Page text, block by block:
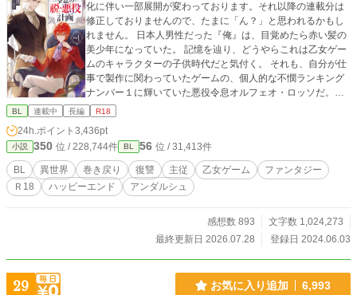
化に伴い一部展開が変わっております。それ以降の連載分は
修正しておりませんので、たまに「ん？」と思われるかもし
れません。 日本人男性だった『俺』は、目覚めたら赤い髪の
美少年になっていた。 記憶を辿り、どうやらこれは乙女ゲー
ムのキャラクターの子供時代だと気付く。 それも、自分が仕
事で製作に関わっていたゲームの、個人的な不憫ランキング
ナンバー１に輝いていた悪役令息オルフェオ・ロッソだ。
しかしこの悪役、本当に悪だったのか？ なんか違わない？
なかった裏設定の記憶を駆使し、ヒロインと元凶から何もか
もを奪うべく、生まれ変わったオルフェオの脱・悪役計画が
始まった。
BL 連載中 長編 R18
24h.ポイント 3,436pt
小説 350 位 / 228,744件 BL 56 位 / 31,413件
BL 異世界 巻き戻り 復讐 主従 乙女ゲーム
ファンタジー
Ｒ18
ハッピーエンド アンダルシュ
感想数 893
文字数 1,024,273
最終更新日 2026.07.28
登録日 2024.06.03
29 お気に入り追加 6,993